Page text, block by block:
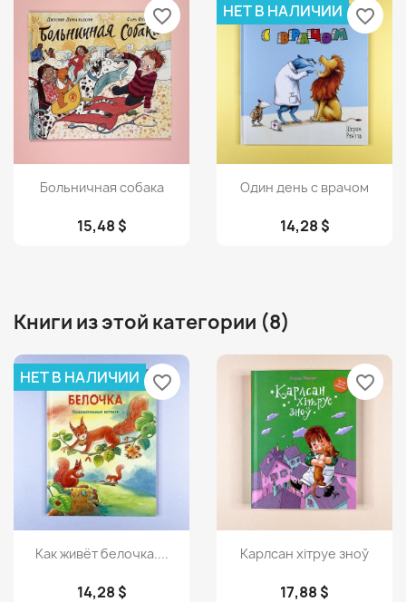
Просмотр
Больничная собака
15,48 $
favorite_border
Просмотр
Один день с врачом
14,28 $
НЕТ В НАЛИЧИИ favorite_border
Книги из этой категории (8)
Просмотр
Как живёт белочка....
14,28 $
НЕТ В НАЛИЧИИ favorite_border
Просмотр
Карлсан хiтруе зноў
17,88 $
favorite_border